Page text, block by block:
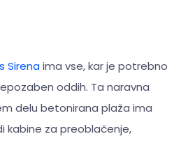
Sirenaima vse, kar je potrebno
oddih. Ta naravna
delu betonirana plaža ima
kabine za preoblačenje,